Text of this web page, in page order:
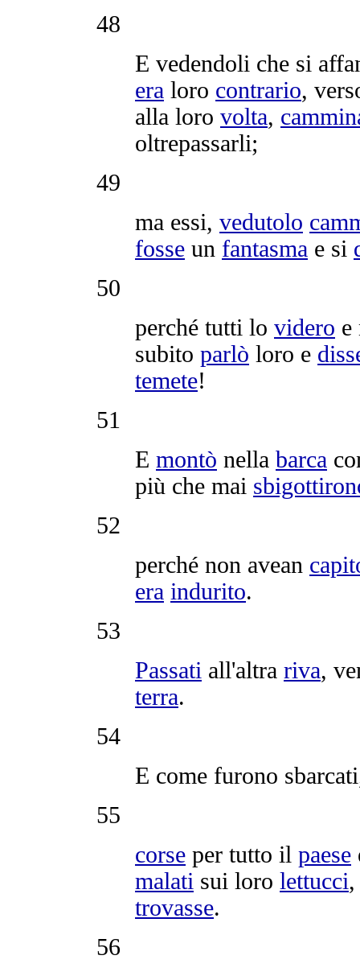
48
E vedendoli che si
era loro contrario,
alla loro volta,
oltrepassarli;
49
ma essi, vedutolo
fosse un fantasma e si
50
perché tutti lo videro e
subito parlò loro e
temete!
51
E montò nella barca
più che mai
52
perché non avean
era indurito.
53
Passati all'altra riva,
terra.
54
E come furono sbarcati
55
corse per tutto il paese
malati sui loro lettucci
trovasse.
56